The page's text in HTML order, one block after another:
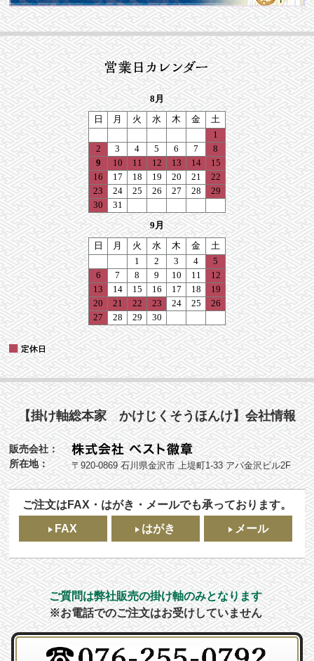
【掛け軸総本家 かけじくそうほんけ】会社情報
販売会社：
所在地：
〒920-0869 石川県金沢市 上堤町1-33 アパ金沢ビル2F
ご注文はFAX・はがき・メールでも承っております。
FAX
はがき メール
ご質問は弊社販売の掛け軸のみとなります
※お電話でのご注文はお受けしていません